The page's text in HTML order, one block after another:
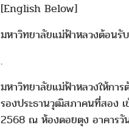
[English Below]
มหาวิทยาลัยแม่ฟ้าหลวงต้อน
.
มหาวิทยาลัยแม่ฟ้าหลวงให้กา
รองประธานวุฒิสภาคนที่สอง เ
2568 ณ ห้องดอยตุง อาคารวั